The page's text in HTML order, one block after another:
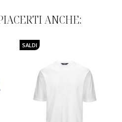
ANCHE:
SALDI